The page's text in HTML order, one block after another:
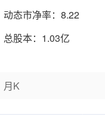
动态市净率： 8.22
总股本： 1.03亿
月K